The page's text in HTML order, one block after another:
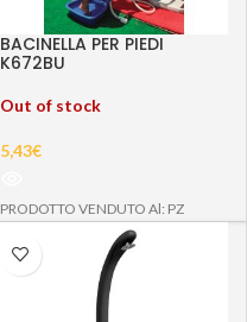
BACINELLA PER PIEDI
K672BU
Out of stock
5,43€
PRODOTTO VENDUTO Al: PZ